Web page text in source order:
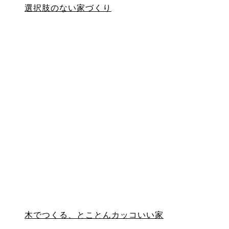
選択肢のない家づくり
木でつくる、とことんカッコいい家